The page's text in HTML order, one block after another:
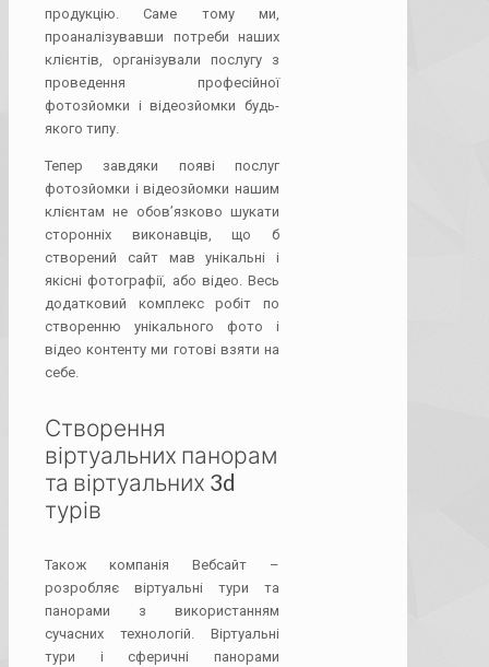
продукцію. Саме тому ми,
проаналізувавши потреби наших
клієнтів, організували послугу з
проведення професійної
фотозйомки і відеозйомки будь-
якого типу.
Тепер завдяки появі послуг
фотозйомки і відеозйомки нашим
клієнтам не обов’язково шукати
сторонніх виконавців, що б
створений сайт мав унікальні і
якісні фотографії, або відео. Весь
додатковий комплекс робіт по
створенню унікального фото і
відео контенту ми готові взяти на
себе.
Створення
віртуальних панорам
та віртуальних 3d
турів
Також компанія Вебсайт –
розробляє віртуальні тури та
панорами з використанням
сучасних технологій. Віртуальні
тури і сферичні панорами